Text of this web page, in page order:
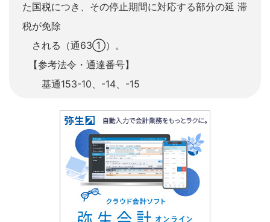
た国税につき、その停止期間に対応する部分の延 滞
税が免除
される（通63①）。
【参考法令・通達番号】
基通153-10、-14、-15